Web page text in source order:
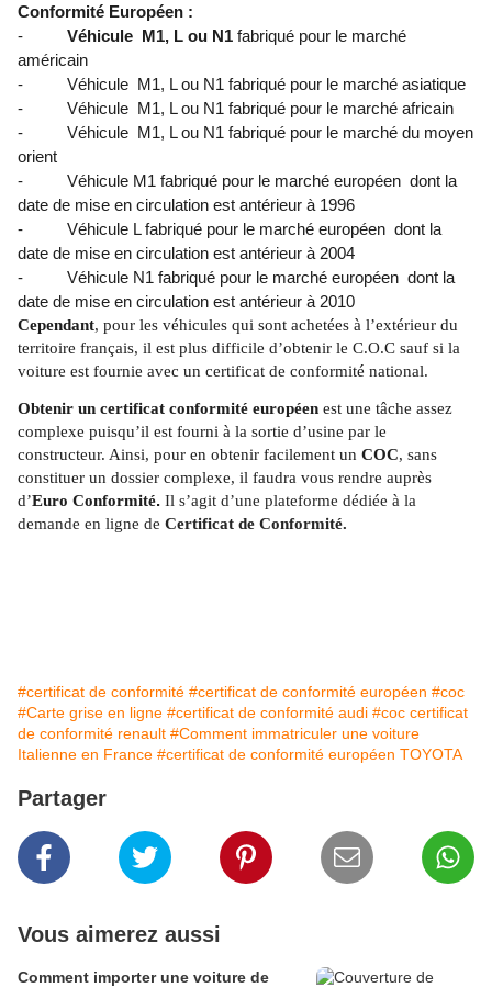
Conformité Européen :
- Véhicule M1, L ou N1 fabriqué pour le marché
américain
- Véhicule M1, L ou N1 fabriqué pour le marché asiatique
- Véhicule M1, L ou N1 fabriqué pour le marché africain
- Véhicule M1, L ou N1 fabriqué pour le marché du moyen
orient
- Véhicule M1 fabriqué pour le marché européen dont la
date de mise en circulation est antérieur à 1996
- Véhicule L fabriqué pour le marché européen dont la
date de mise en circulation est antérieur à 2004
- Véhicule N1 fabriqué pour le marché européen dont la
date de mise en circulation est antérieur à 2010
Cependant, pour les véhicules qui sont achetées à l’extérieur du
territoire français, il est plus difficile d’obtenir le C.O.C sauf si la
voiture est fournie avec un certificat de conformité national.
Obtenir un certificat conformité européen est une tâche assez
complexe puisqu’il est fourni à la sortie d’usine par le
constructeur. Ainsi, pour en obtenir facilement un COC, sans
constituer un dossier complexe, il faudra vous rendre auprès
d’Euro Conformité. Il s’agit d’une plateforme dédiée à la
demande en ligne de Certificat de Conformité.
#certificat de conformité #certificat de conformité européen #coc
#Carte grise en ligne #certificat de conformité audi #coc certificat
de conformité renault #Comment immatriculer une voiture
Italienne en France #certificat de conformité européen TOYOTA
Partager
Vous aimerez aussi
Comment importer une voiture de